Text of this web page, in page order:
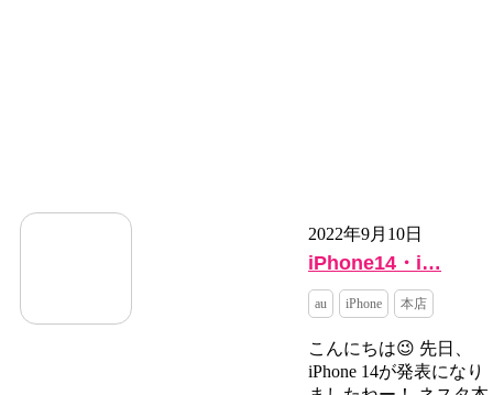
2022年9月10日
iPhone14・i…
au iPhone 本店
こんにちは😉 先日、
iPhone 14が発表になり